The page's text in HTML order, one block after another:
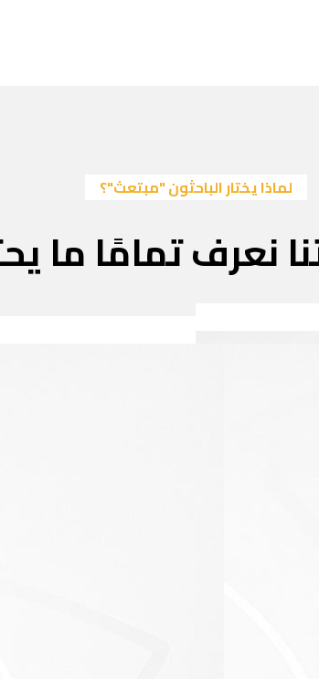
لماذا يختار الباحثون "مبتعث"؟
نعرف تمامًا ما